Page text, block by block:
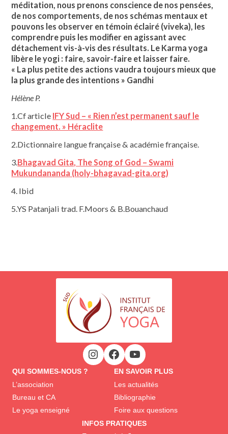
méditation, nous prenons conscience de nos pensées,
de nos comportements, de nos schémas mentaux et
pouvons les observer en témoin éclairé (viveka), les
comprendre puis les modifier en agissant avec
détachement vis-à-vis des résultats. Le Karma yoga
libère le yogi : faire, savoir-faire et laisser faire.
« La plus petite des actions vaudra toujours mieux que
la plus grande des intentions » Gandhi
Hélène P.
1.Cf article IFY Sud – « Rien n’est permanent sauf le
changement. » Héraclite
2.Dictionnaire langue française & académie française.
3.Bhagavad Gita, The Song of God – Swami
Mukundananda (holy-bhagavad-gita.org)
4. Ibid
5.YS Patanjali trad. F.Moors & B.Bouanchaud
QUI SOMMES-NOUS ?
L’association
Bureau et CA
Le yoga enseigné
EN SAVOIR PLUS
Les actualités
Bibliographie
Foire aux questions
INFOS PRATIQUES